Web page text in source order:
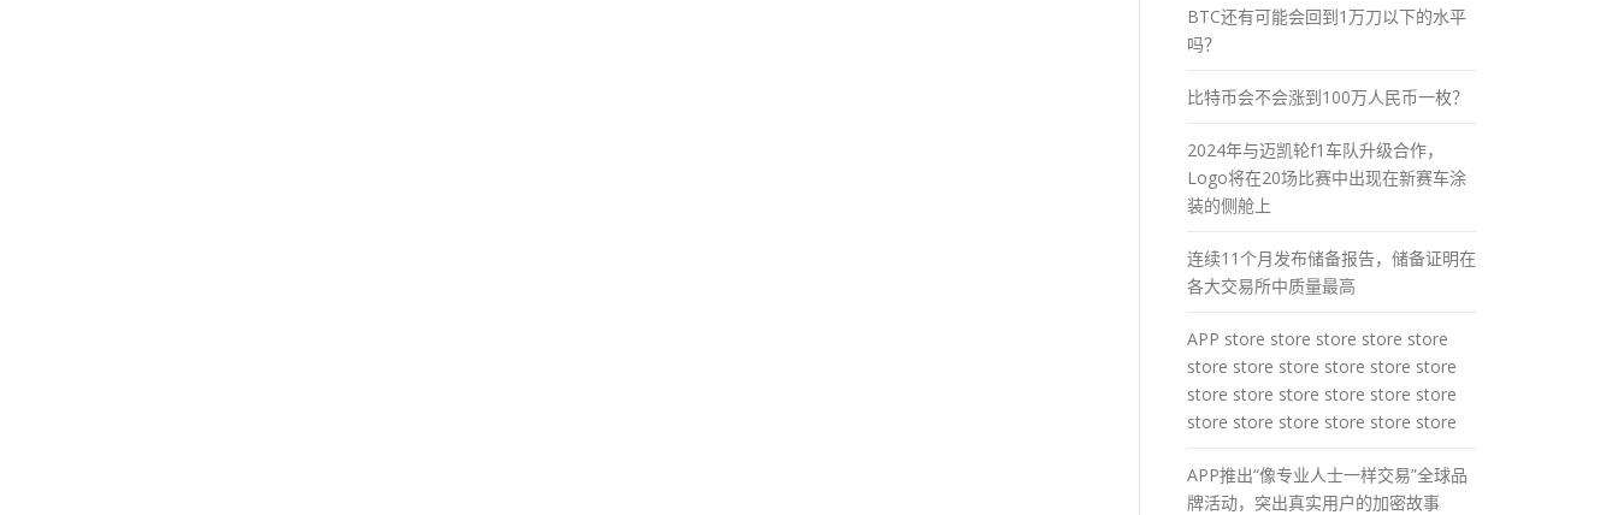
BTC还有可能会回到1万刀以下的水平
吗？
比特币会不会涨到100万人民币一枚？
2024年与迈凯轮f1车队升级合作，
Logo将在20场比赛中出现在新赛车涂
装的侧舱上
连续11个月发布储备报告，储备证明在
各大交易所中质量最高
APP store store store store store
store store store store store store
store store store store store store
store store store store store store
APP推出“像专业人士一样交易”全球品
牌活动，突出真实用户的加密故事